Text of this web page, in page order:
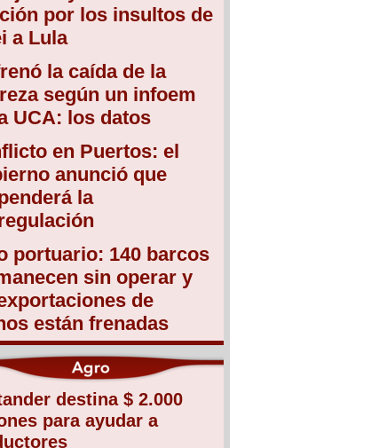
por los insultos de
a Lula
la caída de la
según un infoem
UCA: los datos
en Puertos: el
anunció que
la
portuario: 140 barcos
sin operar y
de
están frenadas
destina $ 2.000
para ayudar a